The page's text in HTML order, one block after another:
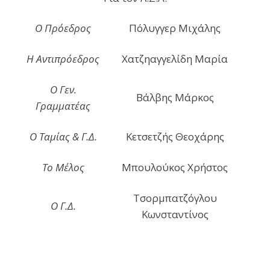
Ο Πρόεδρος Πόλυγγερ Μιχάλης
Η Αντιπρόεδρος Χατζηαγγελίδη Μαρία
Ο Γεν.
Γραμματέας
Βάλβης Μάρκος
Ο Ταμίας & Γ.Δ. Κετσετζής Θεοχάρης
Το Μέλος Μπουλούκος Χρήστος
Ο Γ.Δ.
Τσορμπατζόγλου
Κωνσταντίνος